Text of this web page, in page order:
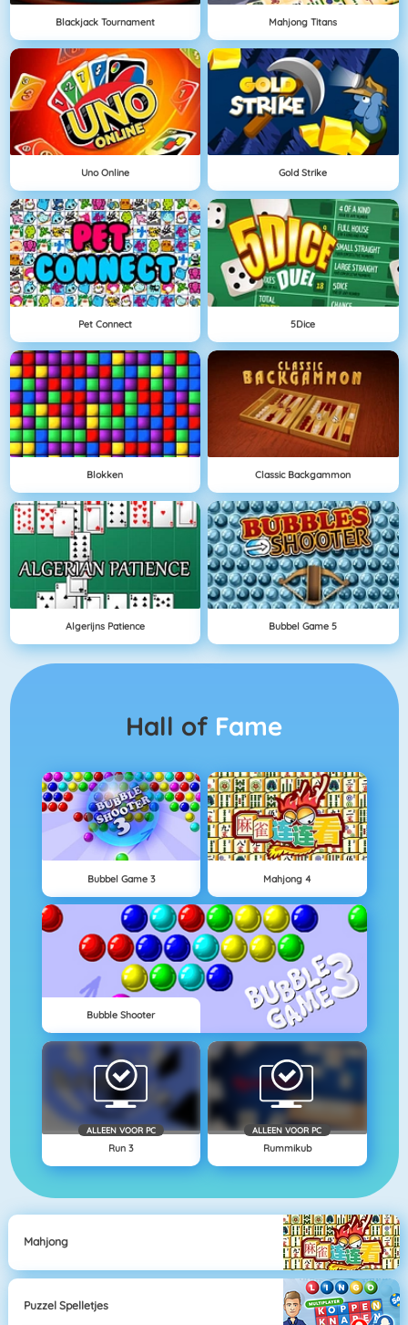
Blackjack Tournament Mahjong Titans
Uno Online Gold Strike
Pet Connect 5Dice
Blokken Classic Backgammon
Algerijns Patience Bubbel Game 5
Hall of Fame
Bubbel Game 3 Mahjong 4
Bubble Shooter
ALLEEN VOOR PC
Run 3
ALLEEN VOOR PC
Rummikub
Mahjong
Puzzel Spelletjes